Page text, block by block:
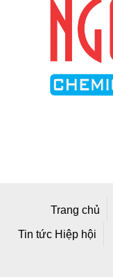
Trang chủ
Tin tức Hiệp hội